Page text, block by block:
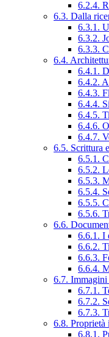
6.2.4.
6.3. Dalla
6.3.1.
6.3.2.
6.3.3.
6.4.
6.4.1.
6.4.2.
6.4.3.
6.4.4.
6.4.5.
6.4.6.
6.4.7.
6.5. Scrittura
6.5.1.
6.5.2.
6.5.3.
6.5.4.
6.5.5.
6.5.6.
6.6.
6.6.1. I
6.6.2.
6.6.3.
6.6.4.
6.7. Immagini
6.7.1.
6.7.2.
6.7.3.
6.8. Proprietà
6.8.1.